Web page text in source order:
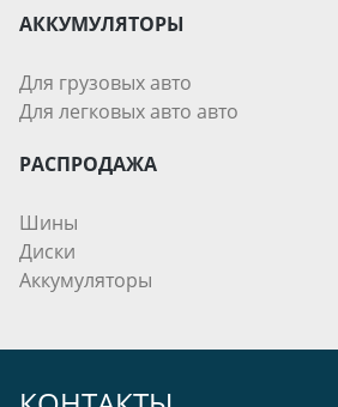
АККУМУЛЯТОРЫ
Для грузовых авто
Для легковых авто авто
РАСПРОДАЖА
Шины
Диски
Аккумуляторы